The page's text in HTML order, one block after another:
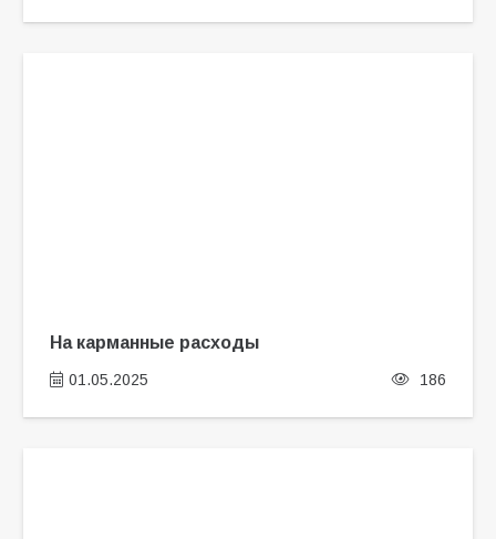
На карманные расходы
01.05.2025 186